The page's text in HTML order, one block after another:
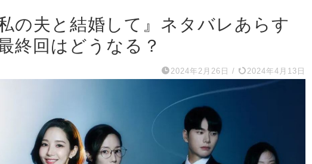
の夫と結婚して』ネタバレあらす
終回はどうなる？
2024年2月26日 / 2024年4月13日